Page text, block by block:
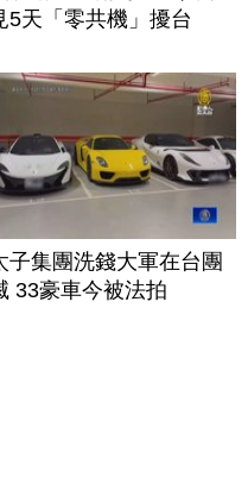
5天「零共機」擾台
子集團洗錢大軍在台團
33豪車今被法拍